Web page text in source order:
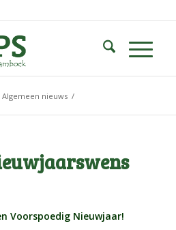
Algemeen nieuws /
Voorspoedig Nieuwjaar!